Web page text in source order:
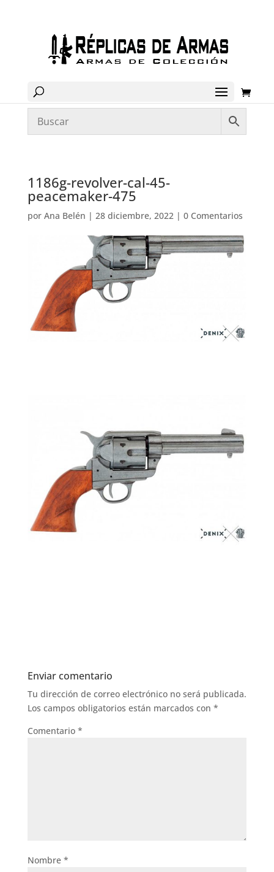
1186g-revolver-cal-45-
peacemaker-475
por Ana Belén | 28 diciembre, 2022| 0 Comentarios
Enviar comentario
Tu dirección de correo electrónico no será publicada.
Los campos obligatorios están marcados con *
Comentario *
Nombre *